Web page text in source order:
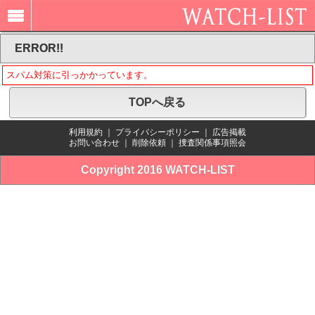
ERROR!!
スパム対策に引っかかっています。
TOPへ戻る
利用規約 プライバシーポリシー
広告掲載
お問い合わせ
削除依頼 捜査関係事項照会
Copyright 2016 WATCH-LIST